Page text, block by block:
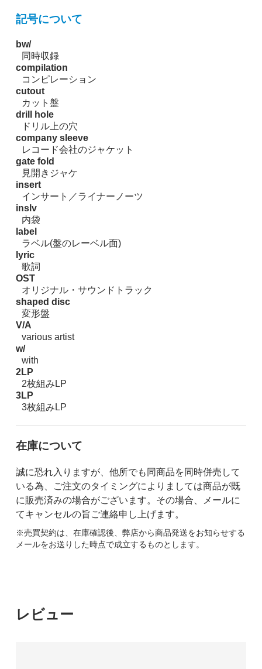
記号について
bw/
同時収録
compilation
コンピレーション
cutout
カット盤
drill hole
ドリル上の穴
company sleeve
レコード会社のジャケット
gate fold
見開きジャケ
insert
インサート／ライナーノーツ
inslv
内袋
label
ラベル(盤のレーベル面)
lyric
歌詞
OST
オリジナル・サウンドトラック
shaped disc
変形盤
V/A
various artist
w/
with
2LP
2枚組みLP
3LP
3枚組みLP
在庫について
誠に恐れ入りますが、他所でも同商品を同時併売して
いる為、ご注文のタイミングによりましては商品が既
に販売済みの場合がございます。その場合、メールに
てキャンセルの旨ご連絡申し上げます。
※売買契約は、在庫確認後、弊店から商品発送をお知らせする
メールをお送りした時点で成立するものとします。
レビュー